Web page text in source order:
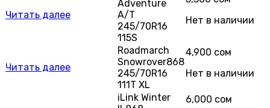
Читать далее
Adventure
A/T
245/70R16
115S
Нет в наличии
Читать далее
Roadmarch
Snowrover868
245/70R16
111T XL
4,900 сом
Нет в наличии
iLink Winter
6,000 сом